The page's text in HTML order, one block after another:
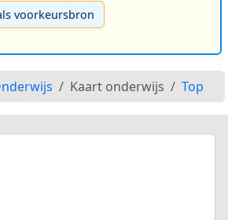
voorkeursbron
Kaart onderwijs Top